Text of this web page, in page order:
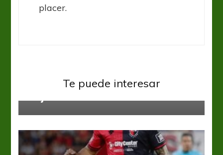
placer.
Te puede interesar